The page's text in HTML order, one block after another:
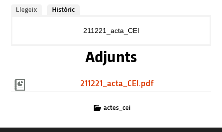
Llegeix Històric
211221_acta_CEI
Adjunts
211221_acta_CEI.pdf
actes_cei